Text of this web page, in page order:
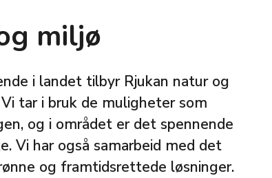
miljø
i landet tilbyr Rjukan natur og
tar i bruk de muligheter som
og i området er det spennende
Vi har også samarbeid med det
og framtidsrettede løsninger.